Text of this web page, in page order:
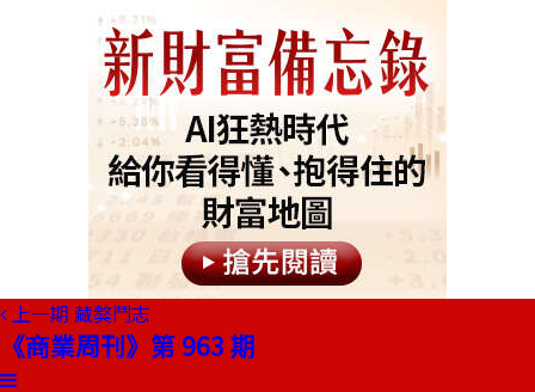
上一期 藏獒鬥志
《商業周刊》第 963 期